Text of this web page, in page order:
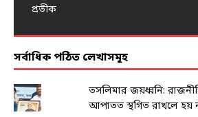
প্রতীক
সর্বাধিক পঠিত লেখাসমূহ
তসলিমার জয়ধ্বনি:
আপাতত স্থগিত রাখলে হয়